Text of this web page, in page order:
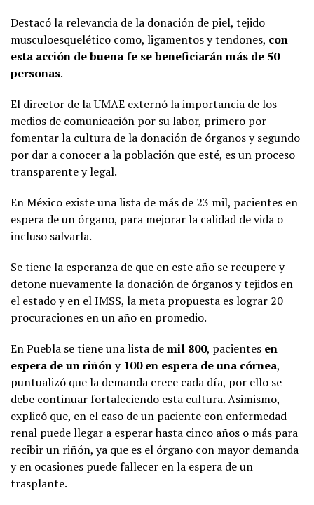
Destacó la relevancia de la donación de piel, tejido
musculoesquelético como, ligamentos y tendones, con
esta acción de buena fe se beneficiarán más de 50
personas.
El director de la UMAE externó la importancia de los
medios de comunicación por su labor, primero por
fomentar la cultura de la donación de órganos y segundo
por dar a conocer a la población que esté, es un proceso
transparente y legal.
En México existe una lista de más de 23 mil, pacientes en
espera de un órgano, para mejorar la calidad de vida o
incluso salvarla.
Se tiene la esperanza de que en este año se recupere y
detone nuevamente la donación de órganos y tejidos en
el estado y en el IMSS, la meta propuesta es lograr 20
procuraciones en un año en promedio.
En Puebla se tiene una lista demil 800, pacientes en
espera de un riñóny 100 en espera de una córnea,
puntualizó que la demanda crece cada día, por ello se
debe continuar fortaleciendo esta cultura. Asimismo,
explicó que, en el caso de un paciente con enfermedad
renal puede llegar a esperar hasta cinco años o más para
recibir un riñón, ya que es el órgano con mayor demanda
y en ocasiones puede fallecer en la espera de un
trasplante.